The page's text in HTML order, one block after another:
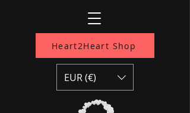
Heart2Heart Shop
EUR (€)